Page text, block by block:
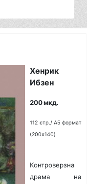
Хенрик
Ибзен
200 мкд.
112 стр./ A5 формат
(200x140)
Контроверзна
драма на